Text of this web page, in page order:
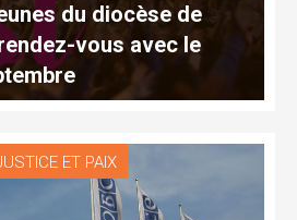
du diocèse de
vous avec le
ET PAIX